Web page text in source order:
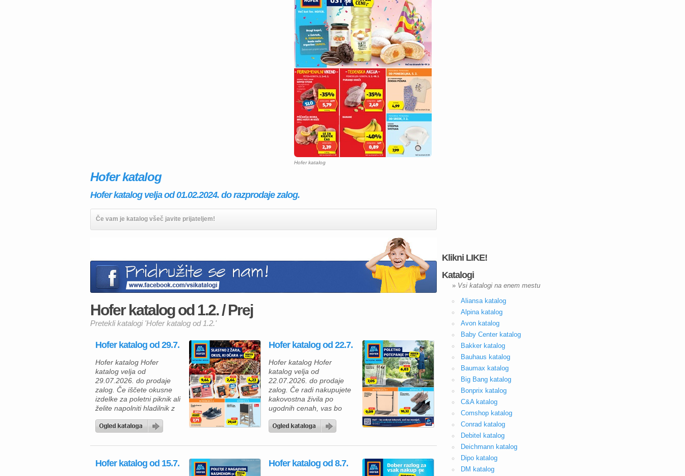
Hofer katalog
Hofer katalog
Hofer katalog velja od 01.02.2024. do razprodaje zalog.
Če vam je katalog všeč javite prijateljem!
Hofer katalog od 1.2. / Prej
Pretekli katalogi 'Hofer katalog od 1.2.'
Hofer katalog od 29.7.
Hofer katalog Hofer
katalog velja od
29.07.2026. do prodaje
zalog. Če iščete okusne
izdelke za poletni piknik ali
želite napolniti hladilnik z
Hoferjeva ponudba,
zagotovo navdušila. V
kakovostni mesni izdelki
Hofer katalog od 22.7.
Hofer katalog Hofer
katalog velja od
22.07.2026. do prodaje
zalog. Če radi nakupujete
kakovostna živila po
ugodnih cenah, vas bo
kataloga zagotovo
katalogu vas čakajo izdelki
okusne prehranske
Hofer katalog od 15.7. Hofer katalog od 8.7.
Klikni LIKE!
Katalogi
» Vsi katalogi na enem mestu
Aliansa katalog
Alpina katalog
Avon katalog
Baby Center katalog
Bakker katalog
Bauhaus katalog
Baumax katalog
Big Bang katalog
Bonprix katalog
C&A katalog
Comshop katalog
Conrad katalog
Debitel katalog
Deichmann katalog
Dipo katalog
DM katalog